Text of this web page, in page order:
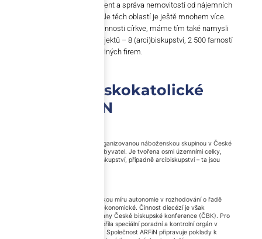
významnou oblastí je development a správa nemovitostí od nájemních
bytů až po obchodních centra. Ale těch oblastí je ještě mnohem více.
Když mluvíme o hospodářské činnosti církve, máme tím také namysli
aktivity vyvíjené množstvím subjektů – 8 (arci)biskupství, 2 500 farností
a kapitul a několika desítek dceřiných firem.
Struktura římskokatolické
církve a ARFiN
Římskokatolická církev je největší organizovanou náboženskou skupinou v České
republice, k níž se hlásí okolo 1 mil. obyvatel. Je tvořena osmi územními celky,
tzv. diecézemi, v jejichž čele stojí biskupství, případně arcibiskupství – ta jsou
Diecéze mají v rámci organizace velkou míru autonomie v rozhodování o řadě
věcí, včetně oblasti hospodářské a ekonomické. Činnost diecézí je však
koordinována a kontrolována ze strany České biskupské konference (ČBK). Pro
co nejlepší rozhodování si ČBK vytvořila speciální poradní a kontrolní orgán v
oblastech ekonomiky a hospodaření. Společnost ARFiN připravuje poklady k